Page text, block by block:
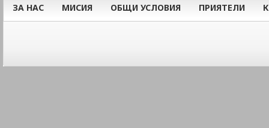
ЗА НАС МИСИЯ ОБЩИ УСЛОВИЯ ПРИЯТЕЛИ